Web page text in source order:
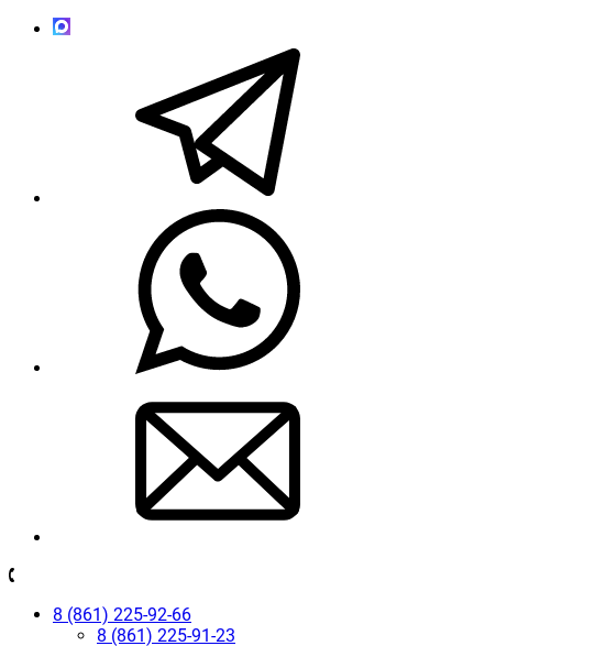
8 (861) 225-92-66
8 (861) 225-91-23